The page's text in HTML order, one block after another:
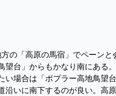
の「高原の馬宿」でペーン
望台」からもかなり南にある
い場合は「ポプラー高地鳥望
沿いに南下するのが良い。高